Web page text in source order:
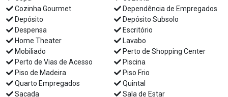
Cozinha Gourmet
Dependência de Empregados
Depósito
Depósito Subsolo
Despensa
Escritório
Home Theater
Lavabo
Mobiliado
Perto de Shopping Center
Perto de Vias de Acesso
Piscina
Piso de Madeira
Piso Frio
Quarto Empregados
Quintal
Sacada
Sala de Estar